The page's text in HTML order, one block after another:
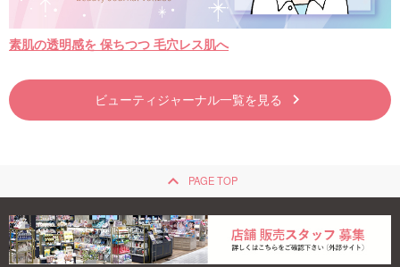
素肌の透明感を 保ちつつ 毛穴レス肌へ
ビューティジャーナル一覧を見る keyboard_arrow_right
keyboard_arrow_up PAGE TOP